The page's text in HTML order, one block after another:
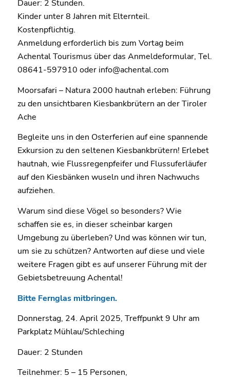
Dauer: 2 Stunden.
Kinder unter 8 Jahren mit Elternteil.
Kostenpflichtig.
Anmeldung erforderlich bis zum Vortag beim
Achental Tourismus über das Anmeldeformular, Tel.
08641-597910 oder info@achental.com
Moorsafari – Natura 2000 hautnah erleben: Führung
zu den unsichtbaren Kiesbankbrütern an der Tiroler
Ache
Begleite uns in den Osterferien auf eine spannende
Exkursion zu den seltenen Kiesbankbrütern! Erlebet
hautnah, wie Flussregenpfeifer und Flussuferläufer
auf den Kiesbänken wuseln und ihren Nachwuchs
aufziehen.
Warum sind diese Vögel so besonders? Wie
schaffen sie es, in dieser scheinbar kargen
Umgebung zu überleben? Und was können wir tun,
um sie zu schützen? Antworten auf diese und viele
weitere Fragen gibt es auf unserer Führung mit der
Gebietsbetreuung Achental!
Bitte Fernglas mitbringen.
Donnerstag, 24. April 2025, Treffpunkt 9 Uhr am
Parkplatz Mühlau/Schleching
Dauer: 2 Stunden
Teilnehmer: 5 – 15 Personen,